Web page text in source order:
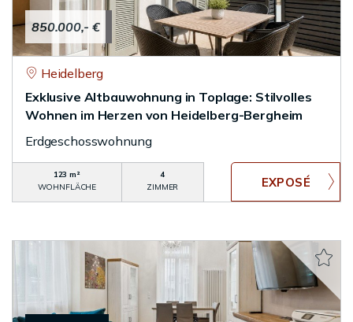
850.000,- €
Heidelberg
Exklusive Altbauwohnung in Toplage: Stilvolles
Wohnen im Herzen von Heidelberg-Bergheim
Erdgeschosswohnung
123 m²
WOHNFLÄCHE
4
ZIMMER